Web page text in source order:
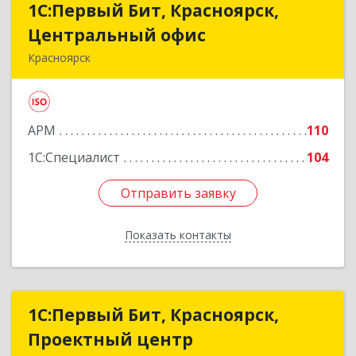
1С:Первый Бит, Красноярск,
Центральный офис
Красноярск
АРМ
110
1С:Специалист
104
Отправить заявку
Показать контакты
1С:Первый Бит, Красноярск,
Центральный офис
Подробнее
Отправить заявку
Назад
1С:Первый Бит, Красноярск,
Проектный центр
1С:Первый Бит, Красноярск,
Проектный центр